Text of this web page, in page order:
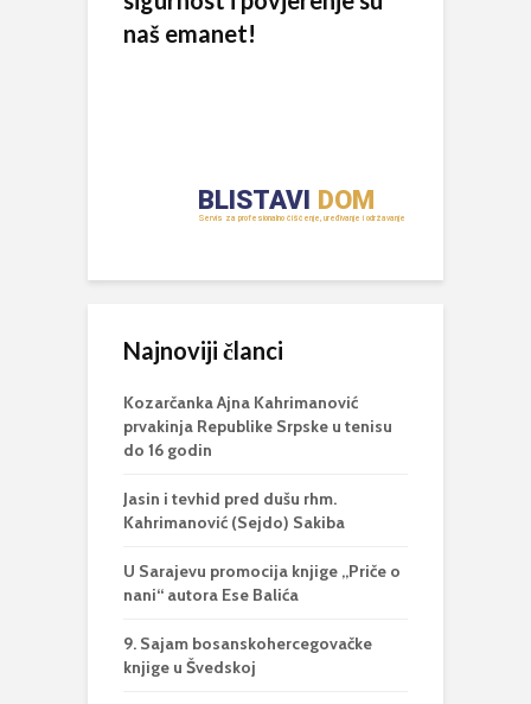
naš emanet!
Najnoviji članci
Kozarčanka Ajna Kahrimanović
prvakinja Republike Srpske u tenisu
do 16 godin
Jasin i tevhid pred dušu rhm.
Kahrimanović (Sejdo) Sakiba
U Sarajevu promocija knjige „Priče o
nani“ autora Ese Balića
9. Sajam bosanskohercegovačke
knjige u Švedskoj